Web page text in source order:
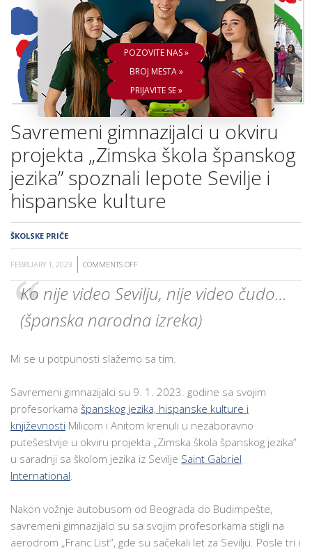
Savremeni gimnazijalci u okviru
projekta „Zimska škola španskog
jezika” spoznali lepote Sevilje i
hispanske kulture
ŠKOLSKE PRIČE
FEBRUARY 1, 2023 COMMENTS OFF
SAVREMENI
GIMNAZIJALCI
„ZIMSKA
ŠPANSKOG
JEZIKA”
SPOZNALI
LEPOTE
SEVILJE
KULTURE
Ko nije video Sevilju, nije video čudo…
(španska narodna izreka)
Mi se u potpunosti slažemo sa tim.
Savremeni gimnazijalci su 9. 1. 2023. godine sa svojim
profesorkama španskog jezika, hispanske kulture i
književnosti Milicom i Anitom krenuli u nezaboravno
putešestvije u okviru projekta „Zimska škola španskog jezika”
u saradnji sa školom jezika iz Sevilje Saint Gabriel
International.
Nakon vožnje autobusom od Beograda do Budimpešte,
savremeni gimnazijalci su sa svojim profesorkama stigli na
aerodrom „Franc List”, gde su sačekali let za Sevilju. Posle tri i
POZOVITE NAS »
BROJ MESTA »
PRIJAVITE SE »